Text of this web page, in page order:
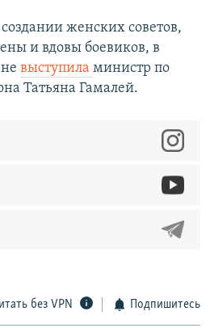
женских советов,
и вдовы боевиков, в
выступила министр по
Татьяна Гамалей.
без VPN Подпишитесь